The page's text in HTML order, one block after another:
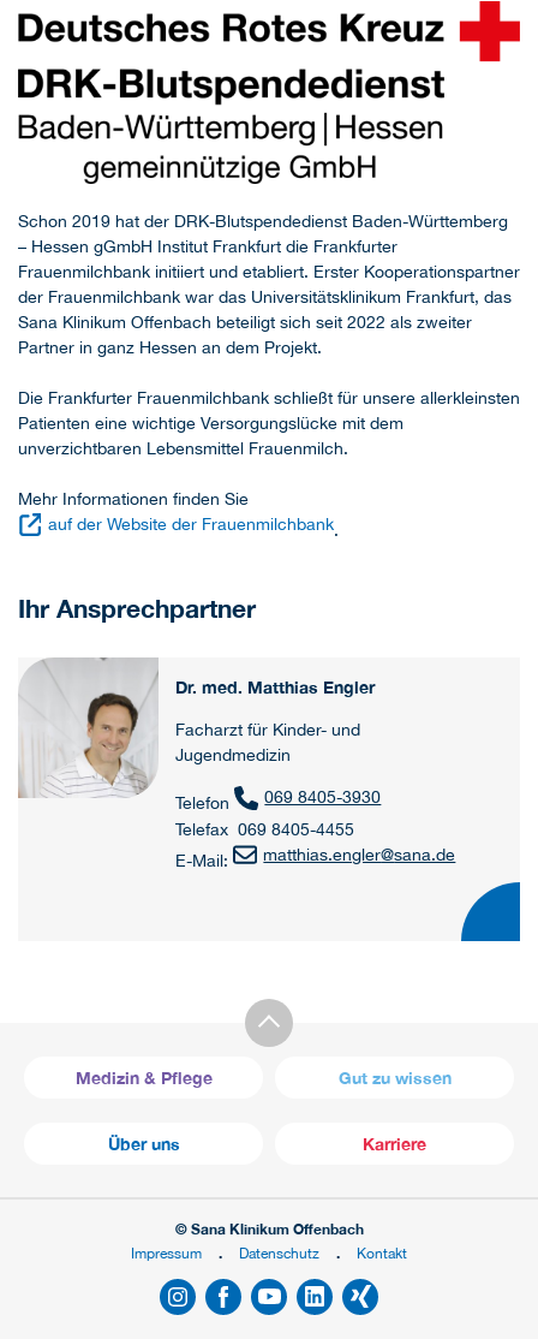
Schon 2019 hat der DRK-Blutspendedienst Baden-Württemberg
– Hessen gGmbH Institut Frankfurt die Frankfurter
Frauenmilchbank initiiert und etabliert. Erster Kooperationspartner
der Frauenmilchbank war das Universitätsklinikum Frankfurt, das
Sana Klinikum Offenbach beteiligt sich seit 2022 als zweiter
Partner in ganz Hessen an dem Projekt.
Die Frankfurter Frauenmilchbank schließt für unsere allerkleinsten
Patienten eine wichtige Versorgungslücke mit dem
unverzichtbaren Lebensmittel Frauenmilch.
Mehr Informationen finden Sie
auf der Website der Frauenmilchbank.
Ihr Ansprechpartner
Dr. med. Matthias Engler
Facharzt für Kinder- und
Jugendmedizin
Telefon
069 8405-3930
Telefax 069 8405-4455
E-Mail:
matthias.engler@sana.de
Medizin & Pflege Gut zu wissen
Über uns Karriere
© Sana Klinikum Offenbach
Impressum
Datenschutz Kontakt